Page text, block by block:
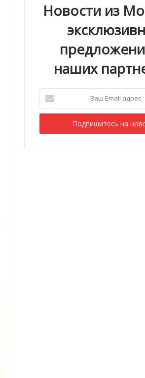
Новости из
наших
Email
адрес